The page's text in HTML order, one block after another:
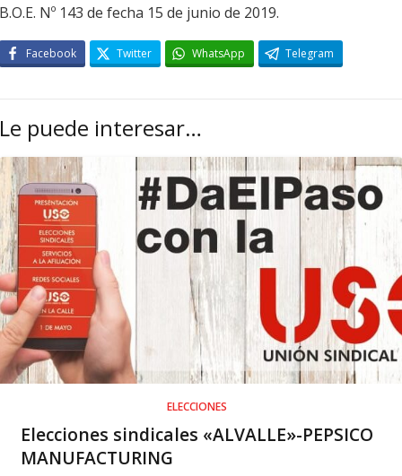
B.O.E. Nº 143 de fecha 15 de junio de 2019.
Facebook Twitter WhatsApp Telegram
Le puede interesar…
ELECCIONES
Elecciones sindicales «ALVALLE»-PEPSICO
MANUFACTURING